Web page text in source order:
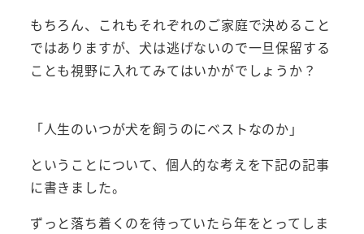
もちろん、これもそれぞれのご家庭で決めること
ではありますが、犬は逃げないので一旦保留する
ことも視野に入れてみてはいかがでしょうか？
「人生のいつが犬を飼うのにベストなのか」
ということについて、個人的な考えを下記の記事
に書きました。
ずっと落ち着くのを待っていたら年をとってしま